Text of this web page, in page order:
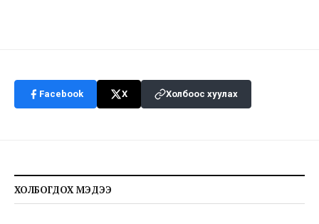
Facebook X Холбоос хуулах
ХОЛБОГДОХ МЭДЭЭ